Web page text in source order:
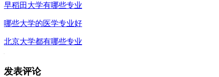
早稻田大学有哪些专业
哪些大学的医学专业好
北京大学都有哪些专业
发表评论